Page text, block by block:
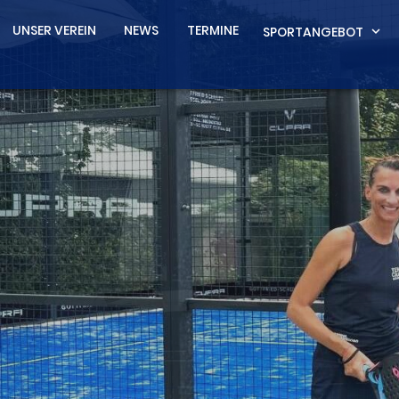
UNSER VEREIN NEWS TERMINE SPORTANGEBOT expand_more